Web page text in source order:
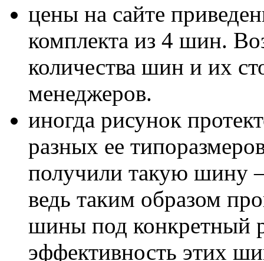
цены на сайте
комплекта из 4 шин.
количества шин и их
менеджеров.
иногда рисунок
разных ее
получили такую шину
ведь таким образом
шины под конкретный
эффективность этих